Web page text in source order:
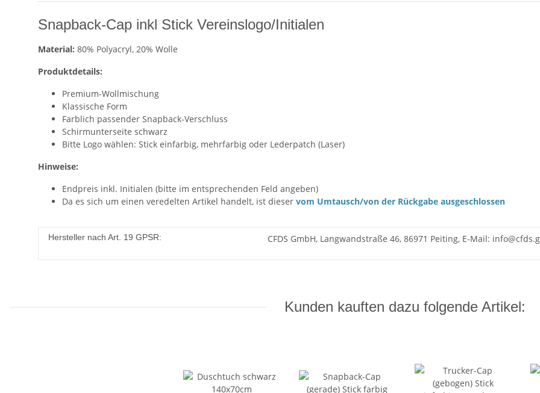
Snapback-Cap inkl Stick Vereinslogo/Initialen
Material: 80% Polyacryl, 20% Wolle
Produktdetails:
Premium-Wollmischung
Klassische Form
Farblich passender Snapback-Verschluss
Schirmunterseite schwarz
Bitte Logo wählen: Stick einfarbig, mehrfarbig oder Lederpatch (Laser)
Hinweise:
Endpreis inkl. Initialen (bitte im entsprechenden Feld angeben)
Da es sich um einen veredelten Artikel handelt, ist dieser vom Umtausch/von der Rückgabe ausgeschlossen
Hersteller nach Art. 19 GPSR: CFDS GmbH, Langwandstraße 46, 86971 Peiting, E-Mail:
Kunden kauften dazu folgende Artikel: